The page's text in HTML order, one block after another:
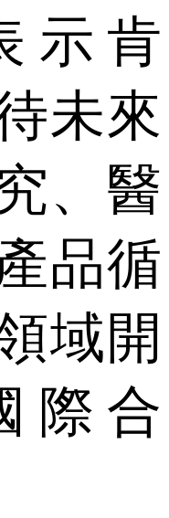
示肯
未來
、醫
品循
域開
際合